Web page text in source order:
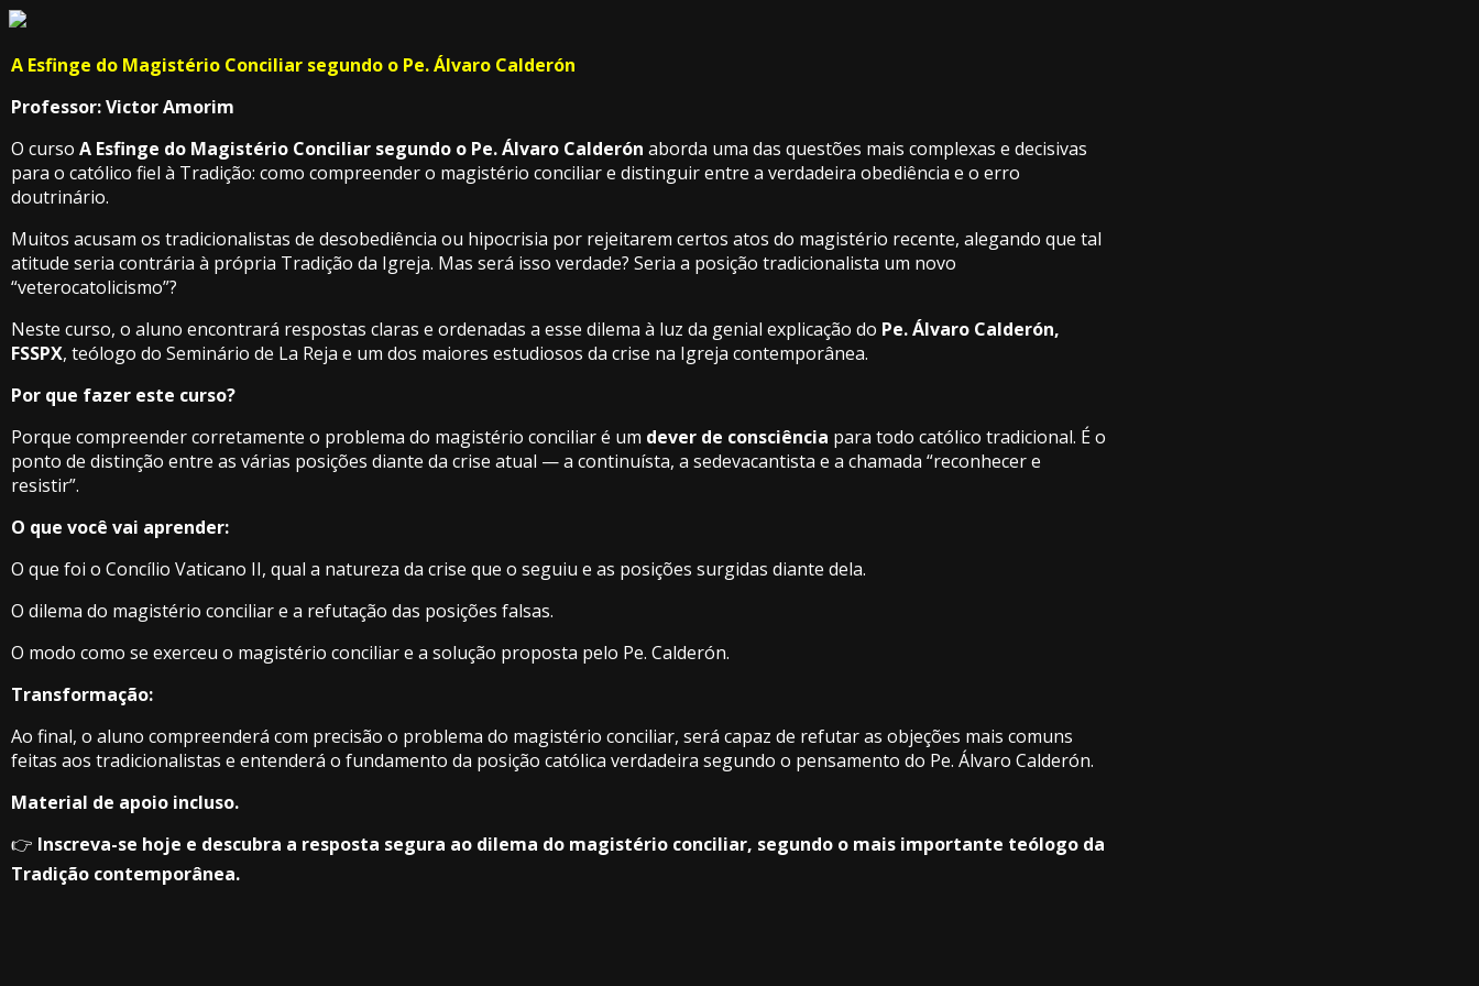
A Esfinge do Magistério Conciliar segundo o Pe. Álvaro Calderón
Professor: Victor Amorim
O curso A Esfinge do Magistério Conciliar segundo o Pe. Álvaro Calderón aborda uma das questões mais complexas e decisivas
para o católico fiel à Tradição: como compreender o magistério conciliar e distinguir entre a verdadeira obediência e o erro
doutrinário.
Muitos acusam os tradicionalistas de desobediência ou hipocrisia por rejeitarem certos atos do magistério recente, alegando que tal
atitude seria contrária à própria Tradição da Igreja. Mas será isso verdade? Seria a posição tradicionalista um novo
“veterocatolicismo”?
Neste curso, o aluno encontrará respostas claras e ordenadas a esse dilema à luz da genial explicação do Pe. Álvaro Calderón,
FSSPX, teólogo do Seminário de La Reja e um dos maiores estudiosos da crise na Igreja contemporânea.
Por que fazer este curso?
Porque compreender corretamente o problema do magistério conciliar é um dever de consciência para todo católico tradicional. É o
ponto de distinção entre as várias posições diante da crise atual — a continuísta, a sedevacantista e a chamada “reconhecer e
resistir”.
O que você vai aprender:
O que foi o Concílio Vaticano II, qual a natureza da crise que o seguiu e as posições surgidas diante dela.
O dilema do magistério conciliar e a refutação das posições falsas.
O modo como se exerceu o magistério conciliar e a solução proposta pelo Pe. Calderón.
Transformação:
Ao final, o aluno compreenderá com precisão o problema do magistério conciliar, será capaz de refutar as objeções mais comuns
feitas aos tradicionalistas e entenderá o fundamento da posição católica verdadeira segundo o pensamento do Pe. Álvaro Calderón.
Material de apoio incluso.
👉 Inscreva-se hoje e descubra a resposta segura ao dilema do magistério conciliar, segundo o mais importante teólogo da
Tradição contemporânea.